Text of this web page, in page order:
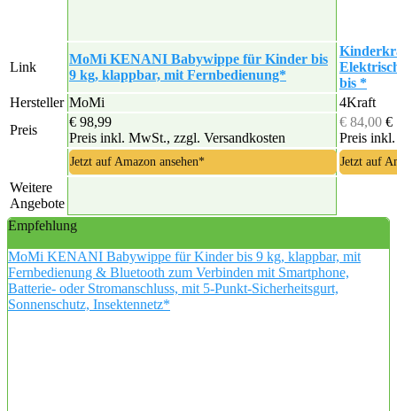
Link
MoMi KENANI Babywippe für Kinder bis
9 kg, klappbar, mit Fernbedienung*
bis *
Hersteller MoMi
4Kraft
Preis
€ 98,99
Preis inkl. MwSt., zzgl. Versandkosten
€ 84,00 €
Preis
Jetzt auf Amazon ansehen* Jetzt auf
Weitere
Angebote
Empfehlung
MoMi KENANI Babywippe für Kinder bis 9 kg, klappbar, mit
Fernbedienung & Bluetooth zum Verbinden mit Smartphone,
Batterie- oder Stromanschluss, mit 5-Punkt-Sicherheitsgurt,
Sonnenschutz, Insektennetz*